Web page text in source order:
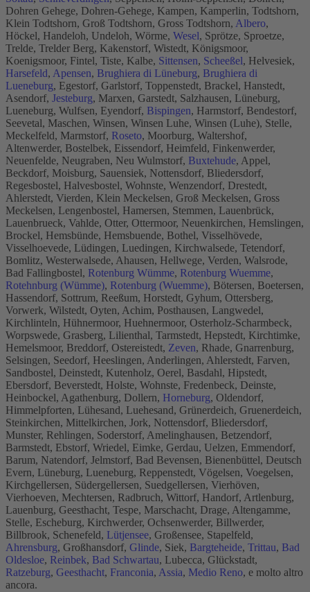
Dohren Gehege, Dohren-Gehege, Kampen, Kamperlin, Todtshorn,
Klein Todtshorn, Groß Todtshorn, Gross Todtshorn, Albero,
Höckel, Handeloh, Undeloh, Wörme, Wesel, Sprötze, Sproetze,
Trelde, Trelder Berg, Kakenstorf, Wistedt, Königsmoor,
Koenigsmoor, Fintel, Tiste, Kalbe, Sittensen, Scheeßel, Helvesiek,
Harsefeld, Apensen, Brughiera di Lüneburg, Brughiera di
Lueneburg, Egestorf, Garlstorf, Toppenstedt, Brackel, Hanstedt,
Asendorf, Jesteburg, Marxen, Garstedt, Salzhausen, Lüneburg,
Lueneburg, Wulfsen, Eyendorf, Bispingen, Harmstorf, Bendestorf,
Seevetal, Maschen, Winsen, Winsen Luhe, Winsen (Luhe), Stelle,
Meckelfeld, Marmstorf, Roseto, Moorburg, Waltershof,
Altenwerder, Bostelbek, Eissendorf, Heimfeld, Finkenwerder,
Neuenfelde, Neugraben, Neu Wulmstorf, Buxtehude, Appel,
Beckdorf, Moisburg, Sauensiek, Nottensdorf, Bliedersdorf,
Regesbostel, Halvesbostel, Wohnste, Wenzendorf, Drestedt,
Ahlerstedt, Vierden, Klein Meckelsen, Groß Meckelsen, Gross
Meckelsen, Lengenbostel, Hamersen, Stemmen, Lauenbrück,
Lauenbrueck, Vahlde, Otter, Ottermoor, Neuenkirchen, Hemslingen,
Brockel, Hemsbünde, Hemsbuende, Bothel, Visselhövede,
Visselhoevede, Lüdingen, Luedingen, Kirchwalsede, Tetendorf,
Bomlitz, Westerwalsede, Ahausen, Hellwege, Verden, Walsrode,
Bad Fallingbostel, Rotenburg Wümme, Rotenburg Wuemme,
Rotehnburg (Wümme), Rotenburg (Wuemme), Bötersen, Boetersen,
Hassendorf, Sottrum, Reeßum, Horstedt, Gyhum, Ottersberg,
Vorwerk, Wilstedt, Oyten, Achim, Posthausen, Langwedel,
Kirchlinteln, Hühnermoor, Huehnermoor, Osterholz-Scharmbeck,
Worpswede, Grasberg, Lilienthal, Tarmstedt, Hepstedt, Kirchtimke,
Hemelsmoor, Breddorf, Ostereistedt, Zeven, Rhade, Gnarrenburg,
Selsingen, Seedorf, Heeslingen, Anderlingen, Ahlerstedt, Farven,
Sandbostel, Deinstedt, Kutenholz, Oerel, Basdahl, Hipstedt,
Ebersdorf, Beverstedt, Holste, Wohnste, Fredenbeck, Deinste,
Heinbockel, Agathenburg, Dollern, Horneburg, Oldendorf,
Himmelpforten, Lühesand, Luehesand, Grünerdeich, Gruenerdeich,
Steinkirchen, Mittelkirchen, Jork, Nottensdorf, Bliedersdorf,
Munster, Rehlingen, Soderstorf, Amelinghausen, Betzendorf,
Barmstedt, Ebstorf, Wriedel, Eimke, Gerdau, Uelzen, Emmendorf,
Barum, Natendorf, Jelmstorf, Bad Bevensen, Bienenbüttel, Deutsch
Evern, Lüneburg, Lueneburg, Reppenstedt, Vögelsen, Voegelsen,
Kirchgellersen, Südergellersen, Suedgellersen, Vierhöven,
Vierhoeven, Mechtersen, Radbruch, Wittorf, Handorf, Artlenburg,
Lauenburg, Geesthacht, Tespe, Marschacht, Drage, Altengamme,
Stelle, Escheburg, Kirchwerder, Ochsenwerder, Billwerder,
Billbrook, Schenefeld, Lütjensee, Großensee, Stapelfeld,
Ahrensburg, Großhansdorf, Glinde, Siek, Bargteheide, Trittau, Bad
Oldesloe, Reinbek, Bad Schwartau, Lubecca, Glückstadt,
Ratzeburg, Geesthacht, Franconia, Assia, Medio Reno, e molto altro
ancora.